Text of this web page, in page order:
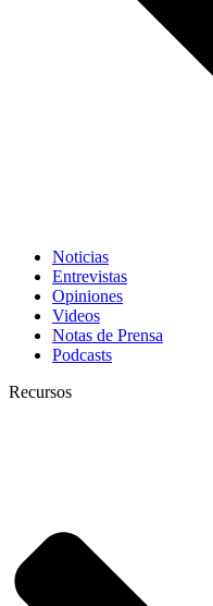
Noticias
Entrevistas
Opiniones
Videos
Notas de Prensa
Podcasts
Recursos